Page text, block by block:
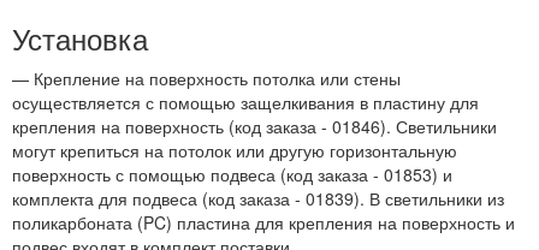
Установка
— Крепление на поверхность потолка или стены
осуществляется с помощью защелкивания в пластину для
крепления на поверхность (код заказа - 01846). Светильники
могут крепиться на потолок или другую горизонтальную
поверхность с помощью подвеса (код заказа - 01853) и
комплекта для подвеса (код заказа - 01839). В светильники из
поликарбоната (PC) пластина для крепления на поверхность и